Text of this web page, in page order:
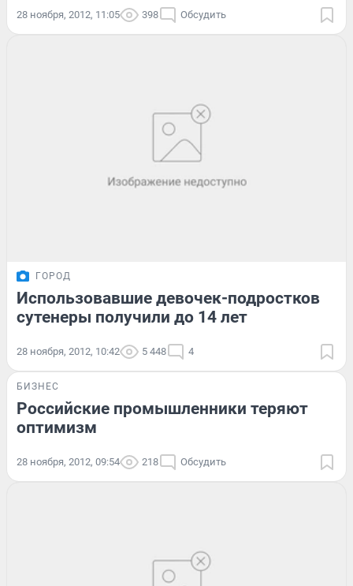
28 ноября, 2012, 11:05 398 Обсудить
ГОРОД
Использовавшие девочек-подростков
сутенеры получили до 14 лет
28 ноября, 2012, 10:42 5 448 4
БИЗНЕС
Российские промышленники теряют
оптимизм
28 ноября, 2012, 09:54 218 Обсудить